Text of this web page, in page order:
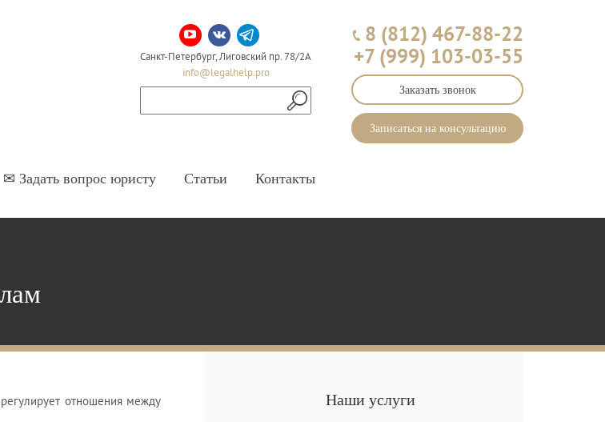
Санкт-Петербург, Лиговский пр. 78/2А
info@legalhelp.pro
8 (812) 467-88-22
+7 (999) 103-03-55
Заказать звонок
Записаться на консультацию
✉ Задать вопрос юристу Статьи Контакты
регулирует отношения между
Наши услуги